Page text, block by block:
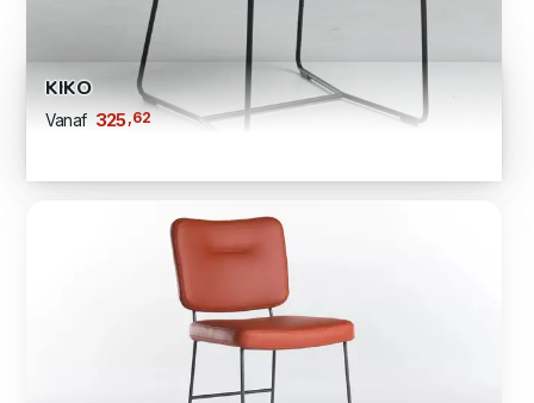
KIKO
Vanaf 325,62